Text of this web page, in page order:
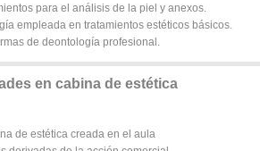
para el análisis de la piel y anexos.
empleada en tratamientos estéticos básicos.
de deontología profesional.
en cabina de estética
de estética creada en el aula